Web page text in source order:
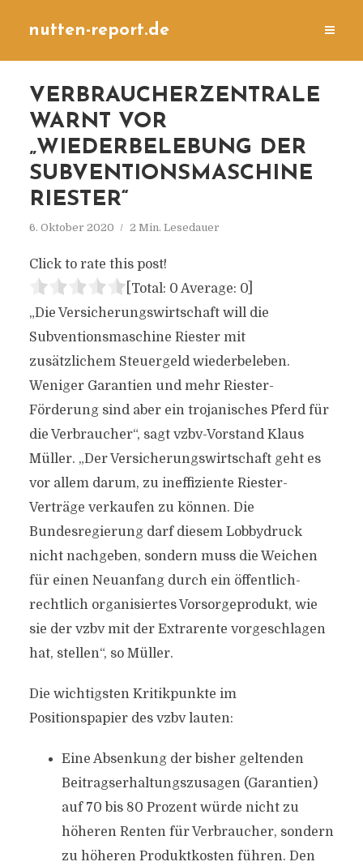
nutten-report.de
VERBRAUCHERZENTRALE
WARNT VOR
„WIEDERBELEBUNG DER
SUBVENTIONSMASCHINE
RIESTER“
6. Oktober 2020 2 Min. Lesedauer
Click to rate this post!
[Total: 0 Average: 0]
„Die Versicherungswirtschaft will die
Subventionsmaschine Riester mit
zusätzlichem Steuergeld wiederbeleben.
Weniger Garantien und mehr Riester-
Förderung sind aber ein trojanisches Pferd für
die Verbraucher“, sagt vzbv-Vorstand Klaus
Müller. „Der Versicherungswirtschaft geht es
vor allem darum, zu ineffiziente Riester-
Verträge verkaufen zu können. Die
Bundesregierung darf diesem Lobbydruck
nicht nachgeben, sondern muss die Weichen
für einen Neuanfang durch ein öffentlich-
rechtlich organisiertes Vorsorgeprodukt, wie
sie der vzbv mit der Extrarente vorgeschlagen
hat, stellen“, so Müller.
Die wichtigsten Kritikpunkte im
Positionspapier des vzbv lauten:
Eine Absenkung der bisher geltenden
Beitragserhaltungszusagen (Garantien)
auf 70 bis 80 Prozent würde nicht zu
höheren Renten für Verbraucher, sondern
zu höheren Produktkosten führen. Den